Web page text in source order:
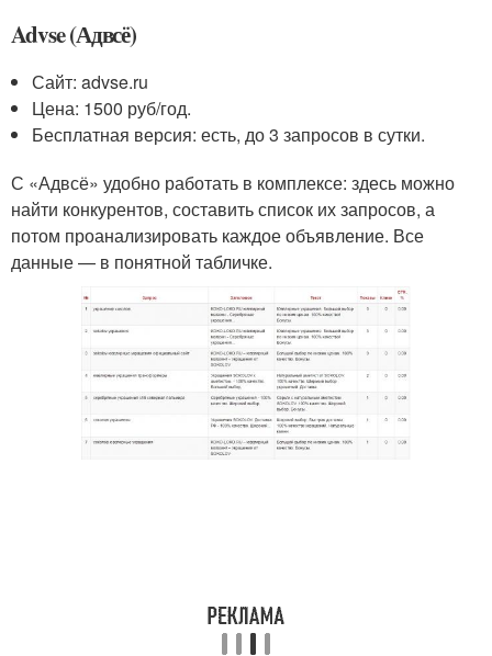
Advse (Адвсё)
Сайт: advse.ru
Цена: 1500 руб/год.
Бесплатная версия: есть, до 3 запросов в сутки.
С «Адвсё» удобно работать в комплексе: здесь можно
найти конкурентов, составить список их запросов, а
потом проанализировать каждое объявление. Все
данные — в понятной табличке.